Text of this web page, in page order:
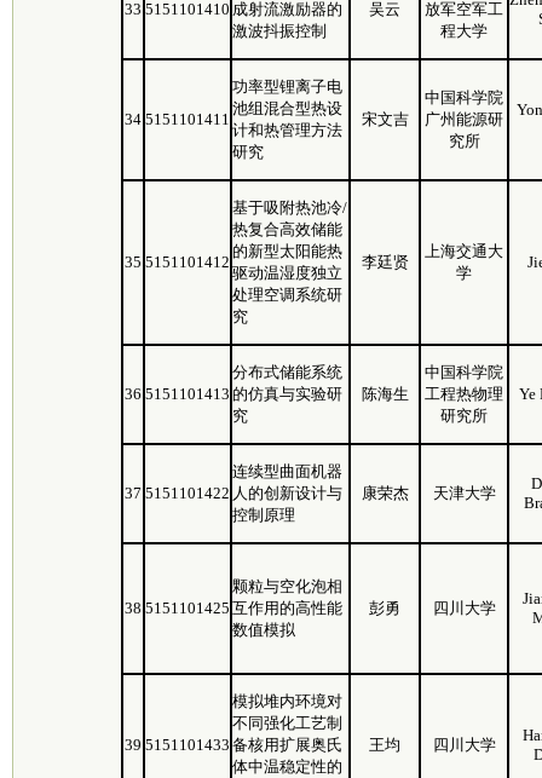
33 5151101410 成射流激励器的
激波抖振控制
吴云
放军空军工
程大学
34 5151101411
功率型锂离子电
池组混合型热设
计和热管理方法
研究
宋文吉
中国科学院
广州能源研
究所
35 5151101412
基于吸附热池冷/
热复合高效储能
的新型太阳能热
驱动温湿度独立
处理空调系统研
究
李廷贤
上海交通大
学
36 5151101413
分布式储能系统
的仿真与实验研
究
陈海生
中国科学院
工程热物理
研究所
Ye
37 5151101422
连续型曲面机器
人的创新设计与
控制原理
康荣杰 天津大学
38 5151101425
颗粒与空化泡相
互作用的高性能
数值模拟
彭勇 四川大学
39 5151101433
模拟堆内环境对
不同强化工艺制
备核用扩展奥氏
体中温稳定性的
王均 四川大学